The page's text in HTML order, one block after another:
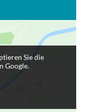
Sie die
Google.